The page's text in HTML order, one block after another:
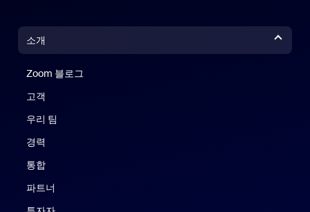
소개
Zoom 블로그
고객
우리 팀
경력
통합
파트너